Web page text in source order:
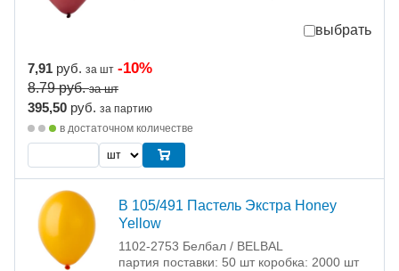
выбрать
7,91 руб. за шт -10%
8.79руб. за шт
395,50 руб. за партию
в достаточном количестве
В 105/491 Пастель Экстра Honey
Yellow
1102-2753 Белбал / BELBAL
партия поставки: 50 шт коробка: 2000 шт